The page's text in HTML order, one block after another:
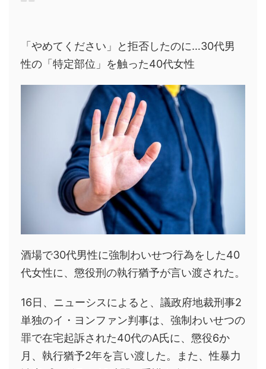
「やめてください」と拒否したのに…30代男
性の「特定部位」を触った40代女性
酒場で30代男性に強制わいせつ行為をした40
代女性に、懲役刑の執行猶予が言い渡された。
16日、ニューシスによると、議政府地裁刑事2
単独のイ・ヨンファン判事は、強制わいせつの
罪で在宅起訴された40代のA氏に、懲役6か
月、執行猶予2年を言い渡した。また、性暴力